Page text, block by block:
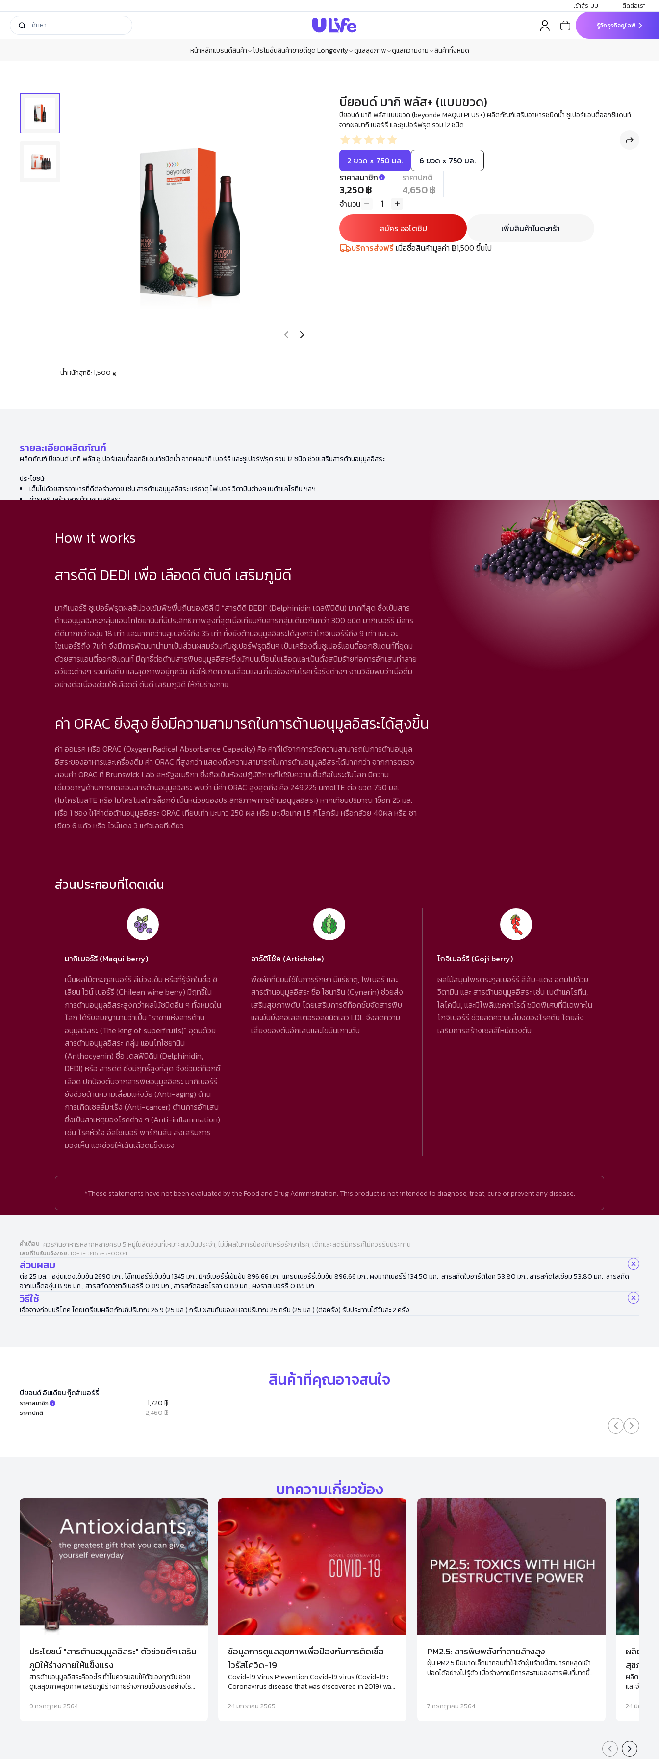
เข้าสู่ระบบ ติดต่อเรา
รู้จักธุรกิจยูไลฟ์
หน้าหลักแบรนด์สินค้า โปรโมชั่นสินค้าขายดีชุด Longevity ดูแลสุขภาพ ดูแลความงาม สินค้าทั้งหมด
น้ำหนักสุทธิ: 1,500 g
บียอนด์ มากิ พลัส+ (แบบขวด)
บียอนด์ มากิ พลัส แบบขวด (beyonde MAQUI PLUS+) ผลิตภัณฑ์เสริมอาหารชนิดน้ำ ซูเปอร์แอนตี้ออกซิแดนท์
จากผลมากิ เบอร์รี และซูเปอร์ฟรุต รวม 12 ชนิด
2 ขวด x 750 มล.
6 ขวด x 750 มล.
ราคาสมาชิก
3,250 ฿
ราคาปกติ
4,650 ฿
จำนวน 1
สมัคร ออโตชิป
เพิ่มสินค้าในตะกร้า
บริการส่งฟรีเมื่อซื้อสินค้ามูลค่า ฿1,500 ขึ้นไป
รายละเอียดผลิตภัณฑ์
ผลิตภัณฑ์ บียอนด์ มากิ พลัส ซูเปอร์แอนตี้ออกซิแดนท์ชนิดน้ำ จากผลมากิ เบอร์รี และซูเปอร์ฟรุต รวม 12 ชนิด ช่วยเสริมสารต้านอนุมูลอิสระ
ประโยชน์:
เต็มไปด้วยสารอาหารที่ดีต่อร่างกาย เช่น สารต้านอนุมูลอิสระ แร่ธาตุ ไฟเบอร์ วิตามินต่างๆ เบต้าแคโรทีน ฯลฯ
ช่วยเสริมสร้างสารต้านอนุมูลอิสระ
How it works
สารดีดี DEDI เพื่อ เลือดดี ตับดี เสริมภูมิดี
มากิเบอร์รี ซูเปอร์ฟรุตผลสีม่วงเข้มพืชพื้นถิ่นของชิลี มี “สารดีดี DEDI” (Delphinidin เดลฟินิดิน) มากที่สุด ซึ่งเป็นสาร
ต้านอนุมูลอิสระกลุ่มแอนโทไซยานินที่มีประสิทธิภาพสูงที่สุดเมื่อเทียบกับสารกลุ่มเดียวกันกว่า 300 ชนิด มากิเบอร์รี มีสาร
ดีดีมากกว่าองุ่น 18 เท่า และมากกว่าบลูเบอร์รีถึง 35 เท่า ทั้งยังต้านอนุมูลอิสระได้สูงกว่าโกจิเบอร์รีถึง 9 เท่า และ อะ
ไซเบอร์รีถึง 7เท่า จึงมีการพัฒนานำมาเป็นส่วนผสมร่วมกับซูเปอร์ฟรุตอื่นๆ เป็นเครื่องดื่มซูเปอร์แอนตี้ออกซิแดนท์ที่อุดม
ด้วยสารแอนตี้ออกซิแดนท์ มีฤทธิ์ต่อต้านสารพิษอนุมูลอิสระซึ่งมักปนเปื้อนในเลือดและเป็นดั่งสนิมร้ายก่อการอักเสบทำลาย
อวัยวะต่างๆ รวมถึงตับ และสุขภาพอยู่ทุกวัน ก่อให้เกิดความเสื่อมและเกี่ยวข้องกับโรคเรื้อรังต่างๆ งานวิจัยพบว่าเมื่อดื่ม
อย่างต่อเนื่องช่วยให้เลือดดี ตับดี เสริมภูมิดี ให้กับร่างกาย
ค่า ORAC ยิ่งสูง ยิ่งมีความสามารถในการต้านอนุมูลอิสระได้สูงขึ้น
ค่า ออแรค หรือ ORAC (Oxygen Radical Absorbance Capacity) คือ ค่าที่ได้จากการวัดความสามารถในการต้านอนุมูล
อิสระของอาหารและเครื่องดื่ม ค่า ORAC ที่สูงกว่า แสดงถึงความสามารถในการต้านอนุมูลอิสระได้มากกว่า จากการตรวจ
สอบค่า ORAC ที่ Brunswick Lab สหรัฐอเมริกา ซึ่งถือเป็นห้องปฏิบัติการที่ได้รับความเชื่อถือในระดับโลก มีความ
เชี่ยวชาญด้านการทดสอบสารต้านอนุมูลอิสระ พบว่า มีค่า ORAC สูงสุดถึง คือ 249,225 umolTE ต่อ ขวด 750 มล.
(ไมโครโมลTE หรือ ไมโครโมลโทรล็อกซ์ เป็นหน่วยของประสิทธิภาพการต้านอนุมูลอิสระ) หากเทียบปริมาณ 1ช็อท 25 มล.
หรือ 1 ซอง ให้ค่าต่อต้านอนุมูลอิสระ ORAC เทียบเท่า มะนาว 250 ผล หรือ มะเขือเทศ 1.5 กิโลกรัม หรือกล้วย 40ผล หรือ ชา
เขียว 6 แก้ว หรือ ไวน์แดง 3 แก้วเลยทีเดียว
ส่วนประกอบที่โดดเด่น
มากิเบอร์รี (Maqui berry)
เป็นผลไม้ตระกูลเบอร์รี สีม่วงเข้ม หรือที่รู้จักในชื่อ ชิ
เลียน ไวน์ เบอร์รี (Chilean wine berry) มีฤทธิ์ใน
การต้านอนุมูลอิสระสูงกว่าผลไม้ชนิดอื่น ๆ ทั้งหมดใน
โลก ได้รับสมญานามว่าเป็น “ราชาแห่งสารต้าน
อนุมูลอิสระ (The king of superfruits)” อุดมด้วย
สารต้านอนุมูลอิสระ กลุ่ม แอนโทไซยานิน
(Anthocyanin) ชื่อ เดลฟินิดิน (Delphinidin,
DEDI) หรือ สารดีดี ซึ่งมีฤทธิ์สูงที่สุด จึงช่วยดีท็อกซ์
เลือด ปกป้องตับจากสารพิษอนุมูลอิสระ มากิเบอร์รี
ยังช่วยต้านความเสื่อมแห่งวัย (Anti-aging) ต้าน
การเกิดเซลล์มะเร็ง (Anti-cancer) ต้านการอักเสบ
ซึ่งเป็นสาเหตุของโรคต่าง ๆ (Anti-inflammation)
เช่น โรคหัวใจ อัลไซเมอร์ พาร์กินสัน ส่งเสริมการ
มองเห็น และช่วยให้เส้นเลือดแข็งแรง
อาร์ติโช๊ค (Artichoke)
พืชผักที่นิยมใช้ในการรักษา มีแร่ธาตุ, ไฟเบอร์ และ
สารต้านอนุมูลอิสระ ชื่อ ไซนาริน (Cynarin) ช่วยส่ง
เสริมสุขภาพตับ โดยเสริมการดีท็อกซ์ขจัดสารพิษ
และยับยั้งคอเลสเตอรอลชนิดเลว LDL จึงลดความ
เสี่ยงของตับอักเสบและไขมันเกาะตับ
โกจิเบอร์รี (Goji berry)
ผลไม้สมุนไพรตระกูลเบอร์รี สีส้ม-แดง อุดมไปด้วย
วิตามิน และ สารต้านอนุมูลอิสระ เช่น เบต้าแคโรทีน,
ไลโคปีน, และมีโพลิแซคคาไรด์ ชนิดพิเศษที่มีเฉพาะใน
โกจิเบอร์รี ช่วยลดความเสี่ยงของโรคตับ โดยส่ง
เสริมการสร้างเซลล์ใหม่ของตับ
*These statements have not been evaluated by the Food and Drug Administration. This product is not intended to diagnose, treat, cure or prevent any disease.
คำเตือน ควรกินอาหารหลากหลายครบ 5 หมู่ในสัดส่วนที่เหมาะสมเป็นประจำ, ไม่มีผลในการป้องกันหรือรักษาโรค, เด็กและสตรีมีครรภ์ไม่ควรรับประทาน
เลขที่ใบรับแจ้ง/อย. 10-3-13465-5-0004
ส่วนผสม
ต่อ 25 มล. : องุ่นแดงเข้มข้น 2690 มก., โช๊คเบอร์รี่เข้มข้น 1345 มก., มิกซ์เบอร์รี่เข้มข้น 896.66 มก., แครนเบอร์รี่เข้มข้น 896.66 มก., ผงมากิเบอร์รี่ 134.50 มก., สารสกัดใบอาร์ติโชค 53.80 มก., สารสกัดไลเซียม 53.80 มก., สารสกัด
จากเมล็ดองุ่น 8.96 มก., สารสกัดอาซาอิเบอร์รี่ 0.89 มก., สารสกัดอะเซโรลา 0.89 มก., ผงราสเบอร์รี่ 0.89 มก
วิธีใช้
เจือจางก่อนบริโภค โดยเตรียมผลิตภัณฑ์ปริมาณ 26.9 (25 มล.) กรัม ผสมกับของเหลวปริมาณ 25 กรัม (25 มล.) (ต่อครั้ง) รับประทานได้วันละ 2 ครั้ง
สินค้าที่คุณอาจสนใจ
บียอนด์ อินเดียน กู๊ดส์เบอร์รี่
ราคาสมาชิก 1,720 ฿
ราคาปกติ 2,460 ฿
บทความเกี่ยวข้อง
ประโยชน์ "สารต้านอนุมูลอิสระ" ตัวช่วยดีๆ เสริม
ภูมิให้ร่างกายให้แข็งแรง
สารต้านอนุมูลอิสระคืออะไร ทำไมควรมอบให้ตัวเองทุกวัน ช่วย
ดูแลสุขภาพสุขภาพ เสริมภูมิร่างกายร่างกายแข็งแรงอย่างไร
9 กรกฎาคม 2564
ข้อมูลการดูแลสุขภาพเพื่อป้องกันการติดเชื้อ
ไวรัสโควิด-19
Covid-19 Virus Prevention Covid-19 virus (Covid-19 :
Coronavirus disease that was discovered in 2019) was
positive-stranded RNA viruses. Get the complete
24 มกราคม 2565
PM2.5: สารพิษพลังทำลายล้างสูง
ฝุ่น PM2.5 มีขนาดเล็กมากจนทำให้เจ้าฝุ่นร้ายนี้สามารถหลุดเข้า
ปอดได้อย่างไม่รู้ตัว เมื่อร่างกายมีการสะสมของสารพิษที่มากขึ้น
ปกติ เช่น เนื้องอก และมะเร็ง
7 กรกฎาคม 2564
ผลิตภัณฑ์
สุขภาพ
ผลิตภัณฑ์เส
และจำเป็น
24 มิถุนายน
Previous slide
Next